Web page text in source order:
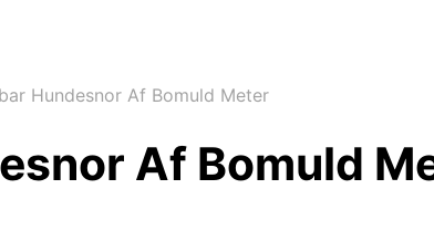
Hundesnor Af Bomuld Meter
Af Bomuld